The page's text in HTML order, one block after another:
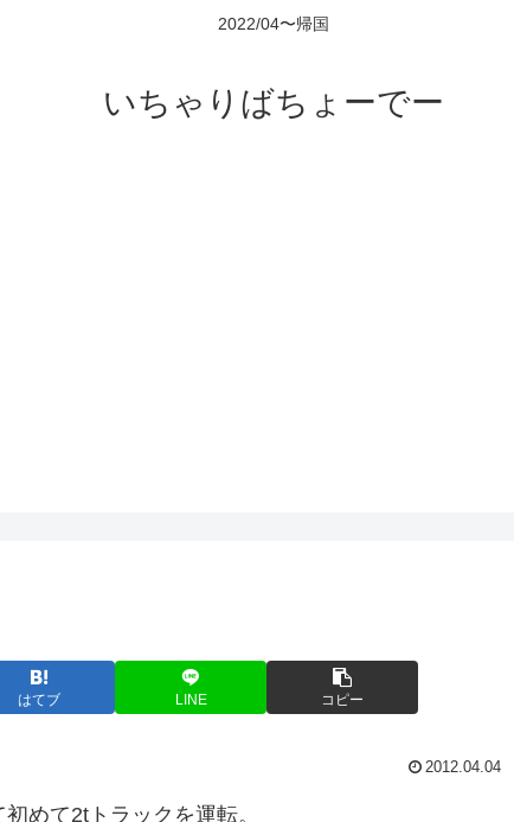
2022/04〜帰国
いちゃりばちょーでー
はてブ LINE コピー
2012.04.04
めて2tトラックを運転。